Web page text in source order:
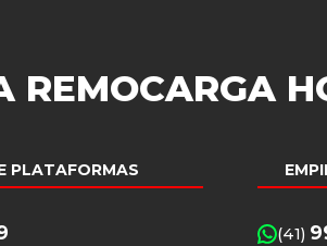
REMOCARGA
PLATAFORMAS
(41)